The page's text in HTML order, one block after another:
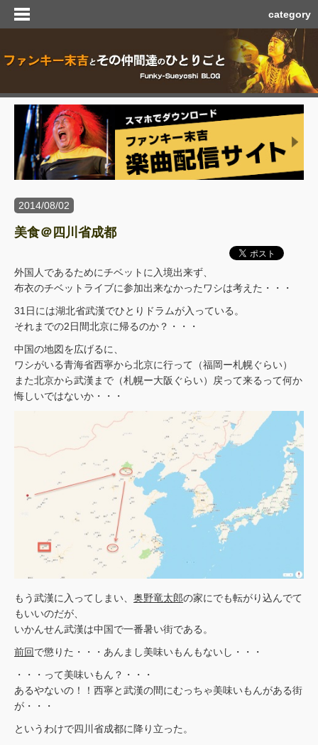
category
2014/08/02
美食＠四川省成都
外国人であるためにチベットに入境出来ず、
布衣のチベットライブに参加出来なかったワシは考えた・・・
31日には湖北省武漢でひとりドラムが入っている。
それまでの2日間北京に帰るのか？・・・
中国の地図を広げるに、
ワシがいる青海省西寧から北京に行って（福岡ー札幌ぐらい）
また北京から武漢まで（札幌ー大阪ぐらい）戻って来るって何か
悔しいではないか・・・
もう武漢に入ってしまい、 奥野竜太郎の家にでも転がり込んでて
もいいのだが、
いかんせん武漢は中国で一番暑い街である。
前回で懲りた・・・あんまし美味いもんもないし・・・
・・・って美味いもん？・・・
あるやないの！！西寧と武漢の間にむっちゃ美味いもんがある街
が・・・
というわけで四川省成都に降り立った。